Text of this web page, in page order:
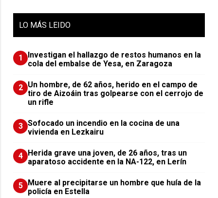
LO MÁS LEIDO
1
Investigan el hallazgo de restos humanos en la
cola del embalse de Yesa, en Zaragoza
2 Un hombre, de 62 años, herido en el campo de
tiro de Aizoáin tras golpearse con el cerrojo de
un rifle
3 Sofocado un incendio en la cocina de una
vivienda en Lezkairu
4
Herida grave una joven, de 26 años, tras un
aparatoso accidente en la NA-122, en Lerín
5
Muere al precipitarse un hombre que huía de la
policía en Estella